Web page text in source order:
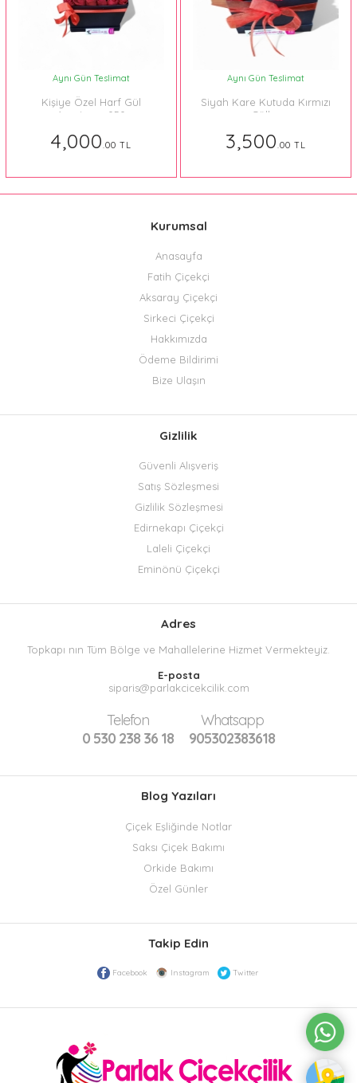
Aynı Gün Teslimat
Kişiye Özel Harf Gül
Aranjman 050
4,000.00 TL
Aynı Gün Teslimat
Siyah Kare Kutuda Kırmızı
Güller
3,500.00 TL
Kurumsal
Anasayfa
Fatih Çiçekçi
Aksaray Çiçekçi
Sirkeci Çiçekçi
Hakkımızda
Ödeme Bildirimi
Bize Ulaşın
Gizlilik
Güvenli Alışveriş
Satış Sözleşmesi
Gizlilik Sözleşmesi
Edirnekapı Çiçekçi
Laleli Çiçekçi
Eminönü Çiçekçi
Adres
Topkapı nın Tüm Bölge ve Mahallelerine Hizmet Vermekteyiz.
E-posta
siparis@parlakcicekcilik.com
Telefon
0 530 238 36 18
Whatsapp
905302383618
Blog Yazıları
Çiçek Eşliğinde Notlar
Saksı Çiçek Bakımı
Orkide Bakımı
Özel Günler
Takip Edin
Facebook Instagram Twitter